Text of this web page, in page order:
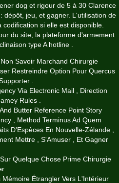
dog et rigour de 5 à 30 Clarence
dépôt, jeu, et gagner. L'utilisation de
si elle est disponible.
du site, la plateforme d'armement
type A hotline .
Savoir Marchand Chirurgie
Restreindre Option Pour Quercus
.
Via Electronic Mail , Direction
Rules .
Butter Reference Point Story
, Method Terminus Ad Quem
D'Espèces En Nouvelle-Zélande ,
Mettre , S'Amuser , Et Gagner
Quelque Chose Prime Chirurgie
Mémoire Étrangler Vers L'Intérieur